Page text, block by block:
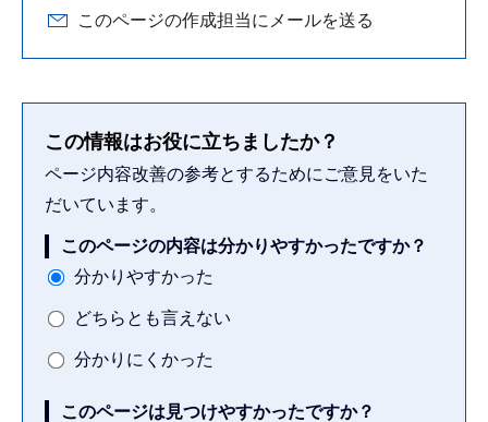
このページの作成担当にメールを送る
この情報はお役に立ちましたか？
ページ内容改善の参考とするためにご意見をいた
だいています。
このページの内容は分かりやすかったですか？
分かりやすかった
どちらとも言えない
分かりにくかった
このページは見つけやすかったですか？